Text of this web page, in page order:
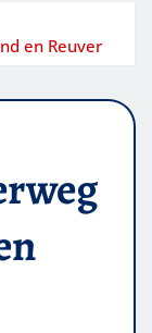
en Reuver